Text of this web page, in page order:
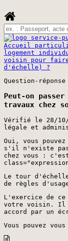
Accueil
logement
voisin pour
d'échelle) ?
Question-réponse
Peut-on
travaux chez
Vérifié le 28/
légale et
Oui, vous
s'il n'existe pas
chez vous :
Le tour
de règles
L'exercice de
votre voisin. Il
accord par un
Vous pouvez